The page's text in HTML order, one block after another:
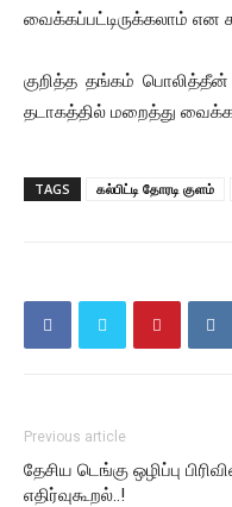
வைக்கப்பட்டிருக்கலாம் என
குறித்த தங்கம் பொலித்தீன்
தடாகத்தில் மறைத்து
TAGS கல்பிட்டி தோரடி குளம்
Previous article
தேசிய டெங்கு ஒழிப்பு
எதிர்வுகூறல்..!